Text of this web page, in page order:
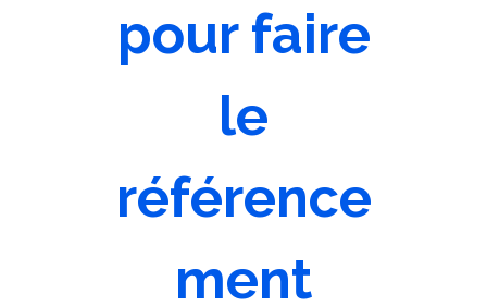
pour faire
le
référence
ment